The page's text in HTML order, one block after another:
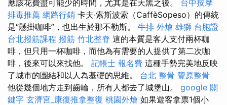
應該花費盡可能少的時間，尤其是在天黑之後。 台中按摩
排毒推薦 網路行銷 卡夫·索斯波索（CaffèSopeso）的傳統
是“懸掛咖啡”，也出生於那不勒斯。 牛排 外燴 雄獅 台胞證
台北撥筋課程 撥筋 竹北整脊 這的本質是客人支付兩杯咖
啡，但只用一杯咖啡，而他為有需要的人提供了第二次咖
啡，後來可以來找他。 記帳士 報名費 這種手勢完美地反映
了城市的團結和以人為基礎的思維。 台北 整骨 豐原整骨
他從幾個地方走到齒輪，所有人都去了城堡山。 google 關
鍵字 玄濟宮_康復推拿整復 桃園外燴 如果遊客拿票1個小